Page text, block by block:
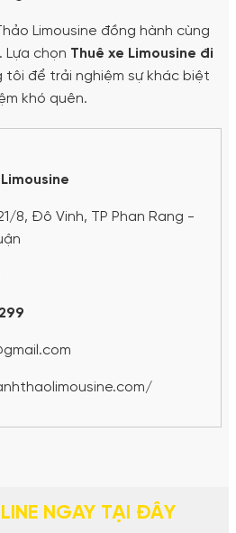
Limousine đồng hành cùng
Lựa chọn Thuê xe Limousine đi
tôi để trải nghiệm sự khác biệt
khó quên.
8, Đô Vinh, TP Phan Rang -
NGAY TẠI ĐÂY